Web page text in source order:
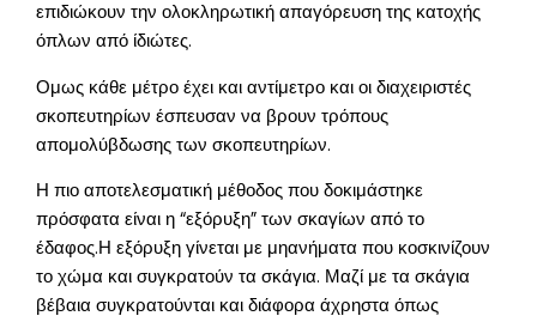
επιδιώκουν την ολοκληρωτική απαγόρευση της κατοχής
όπλων από ίδιώτες.
Ομως κάθε μέτρο έχει και αντίμετρο και οι διαχειριστές
σκοπευτηρίων έσπευσαν να βρουν τρόπους
απομολύβδωσης των σκοπευτηρίων.
Η πιο αποτελεσματική μέθοδος που δοκιμάστηκε
πρόσφατα είναι η “εξόρυξη” των σκαγίων από το
έδαφος.Η εξόρυξη γίνεται με μηανήματα που κοσκινίζουν
το χώμα και συγκρατούν τα σκάγια. Μαζί με τα σκάγια
βέβαια συγκρατούνται και διάφορα άχρηστα όπως